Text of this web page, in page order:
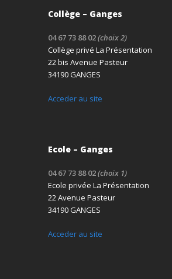
Collège – Ganges
04 67 73 88 02(choix 2)
Collège privé La Présentation
22 bis Avenue Pasteur
34190 GANGES
Acceder au site
Ecole – Ganges
04 67 73 88 02(choix 1)
Ecole privée La Présentation
22 Avenue Pasteur
34190 GANGES
Acceder au site